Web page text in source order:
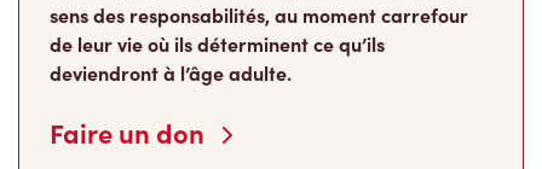
sens des responsabilités, au moment carrefour
de leur vie où ils déterminent ce qu’ils
deviendront à l’âge adulte.
Faire un don